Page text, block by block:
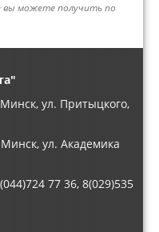
можете получить по
ул. Притыцкого,
ул. Академика
77 36, 8(029)535